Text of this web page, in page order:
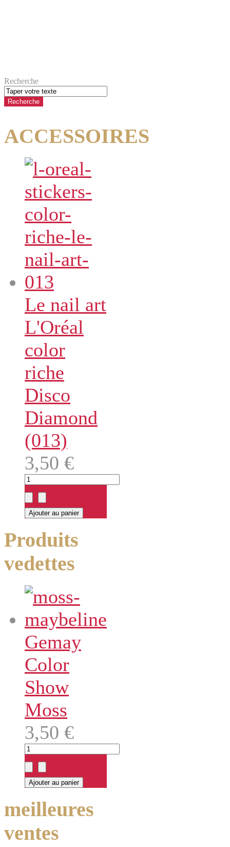
Recherche
ACCESSOIRES
Le nail art
L'Oréal
color
riche
Disco
Diamond
(013)
3,50 €
Produits
vedettes
Gemay
Color
Show
Moss
3,50 €
meilleures
ventes